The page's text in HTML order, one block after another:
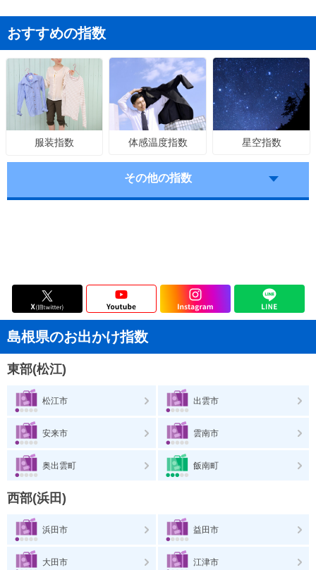
おすすめの指数
服装指数 体感温度指数 星空指数
その他の指数
島根県のお出かけ指数
東部(松江)
松江市 出雲市
安来市 雲南市
奥出雲町 飯南町
西部(浜田)
浜田市 益田市
大田市 江津市